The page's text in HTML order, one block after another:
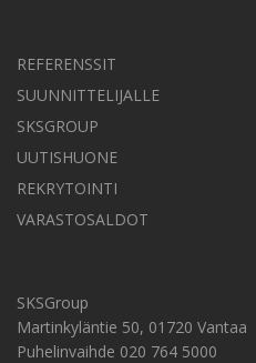
REFERENSSIT
SUUNNITTELIJALLE
SKSGROUP
UUTISHUONE
REKRYTOINTI
VARASTOSALDOT
SKSGroup
Martinkyläntie 50, 01720 Vantaa
Puhelinvaihde 020 764 5000